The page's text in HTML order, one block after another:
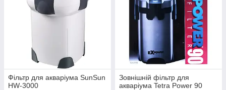
Фільтр для акваріума SunSun
HW-3000
Зовнішній фільтр для
акваріума Tetra Power 90